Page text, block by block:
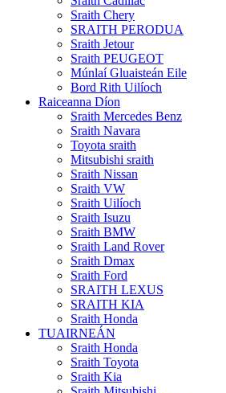
Sraith Chery
SRAITH PERODUA
Sraith Jetour
Sraith PEUGEOT
Múnlaí Gluaisteán Eile
Bord Rith Uilíoch
Raiceanna Díon
Sraith Mercedes Benz
Sraith Navara
Toyota sraith
Mitsubishi sraith
Sraith Nissan
Sraith VW
Sraith Uilíoch
Sraith Isuzu
Sraith BMW
Sraith Land Rover
Sraith Dmax
Sraith Ford
SRAITH LEXUS
SRAITH KIA
Sraith Honda
TUAIRNEÁN
Sraith Honda
Sraith Toyota
Sraith Kia